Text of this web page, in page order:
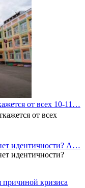
от всех 10-11…
от всех
идентичности? А…
идентичности?
кризиса